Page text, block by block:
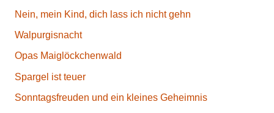
Nein, mein Kind, dich lass ich nicht gehn
Walpurgisnacht
Opas Maiglöckchenwald
Spargel ist teuer
Sonntagsfreuden und ein kleines Geheimnis